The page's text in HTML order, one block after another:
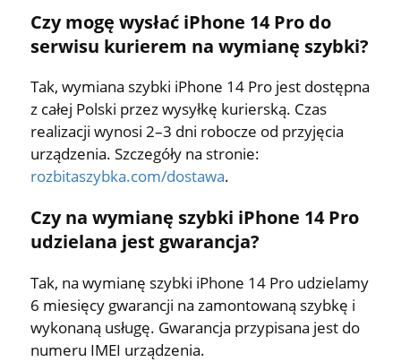
Czy mogę wysłać iPhone 14 Pro do
serwisu kurierem na wymianę szybki?
Tak, wymiana szybki iPhone 14 Pro jest dostępna
z całej Polski przez wysyłkę kurierską. Czas
realizacji wynosi 2–3 dni robocze od przyjęcia
urządzenia. Szczegóły na stronie:
rozbitaszybka.com/dostawa.
Czy na wymianę szybki iPhone 14 Pro
udzielana jest gwarancja?
Tak, na wymianę szybki iPhone 14 Pro udzielamy
6 miesięcy gwarancji na zamontowaną szybkę i
wykonaną usługę. Gwarancja przypisana jest do
numeru IMEI urządzenia.